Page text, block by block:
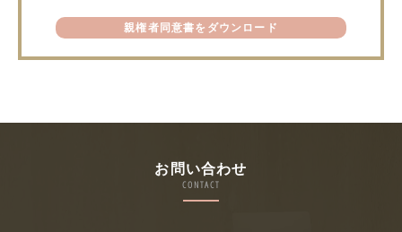
親権者同意書をダウンロード
お問い合わせ
CONTACT